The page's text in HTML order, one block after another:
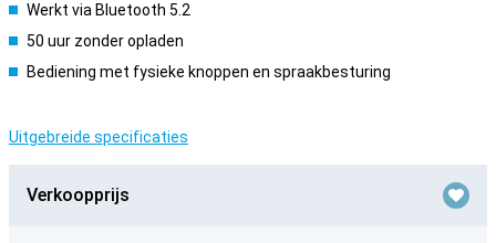
Werkt via Bluetooth 5.2
50 uur zonder opladen
Bediening met fysieke knoppen en spraakbesturing
Uitgebreide specificaties
Verkoopprijs